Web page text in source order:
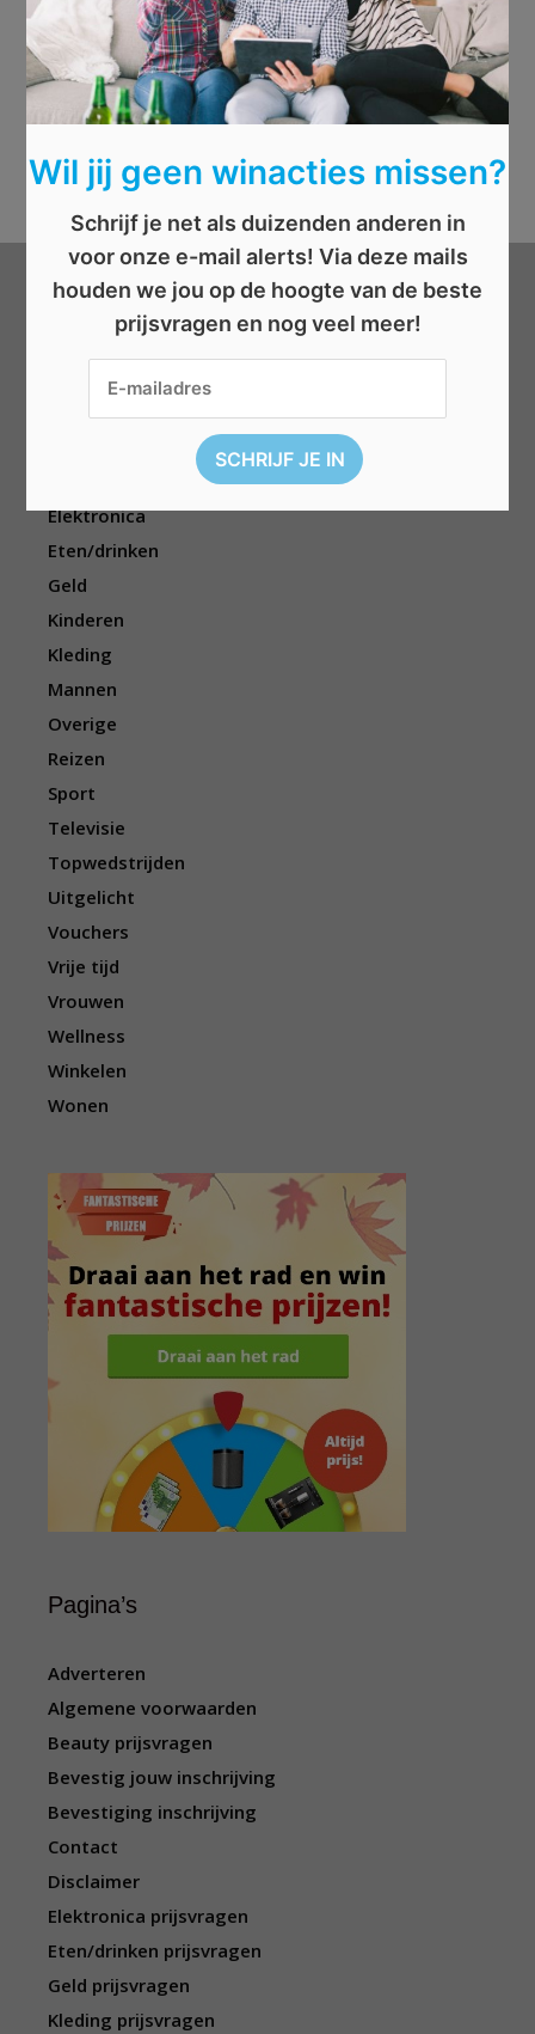
Categorieën
Beauty
Boeken
Elektronica
Eten/drinken
Geld
Kinderen
Kleding
Mannen
Overige
Reizen
Sport
Televisie
Topwedstrijden
Uitgelicht
Vouchers
Vrije tijd
Vrouwen
Wellness
Winkelen
Wonen
Pagina’s
Adverteren
Algemene voorwaarden
Beauty prijsvragen
Bevestig jouw inschrijving
Bevestiging inschrijving
Contact
Disclaimer
Elektronica prijsvragen
Eten/drinken prijsvragen
Geld prijsvragen
Kleding prijsvragen
Wil jij geen winacties missen?
Schrijf je net als duizenden anderen in
voor onze e-mail alerts! Via deze mails
houden we jou op de hoogte van de beste
prijsvragen en nog veel meer!